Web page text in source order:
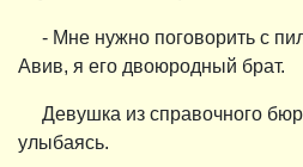
- Мне нужно поговорить с
Авив, я его двоюродный брат.
Девушка из справочного
улыбаясь.